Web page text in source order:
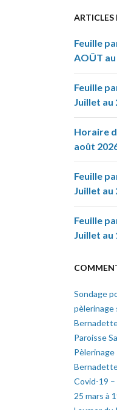
ARTICLES
Feuille
AOÛT
Feuille
Juillet au
Horaire
août
Feuille
Juillet au
Feuille
Juillet au
Sondage
pèlerinage
Paroisse
Pèlerinage
Covid-19
25 mars à